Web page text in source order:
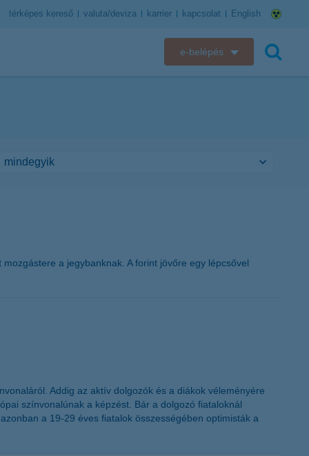
térképes kereső valuta/deviza karrier kapcsolat English
e-belépés
a jegybanknak. A forint jövőre egy lépcsővel
Addig az aktív dolgozók és a diákok véleményére
színvonalúnak a képzést. Bár a dolgozó fiataloknál
a 19-29 éves fiatalok összességében optimisták a